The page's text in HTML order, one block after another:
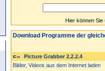
Hier können
Download Programme der
Picture Grabber 2.2.2.4
Bilder, Videos aus dem Internet laden